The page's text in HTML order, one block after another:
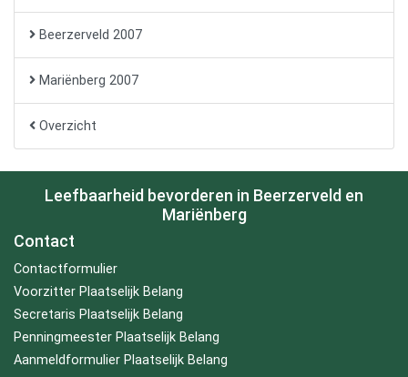
Beerzerveld 2007
Mariënberg 2007
Overzicht
Leefbaarheid bevorderen in Beerzerveld en
Mariënberg
Contact
Contactformulier
Voorzitter Plaatselijk Belang
Secretaris Plaatselijk Belang
Penningmeester Plaatselijk Belang
Aanmeldformulier Plaatselijk Belang